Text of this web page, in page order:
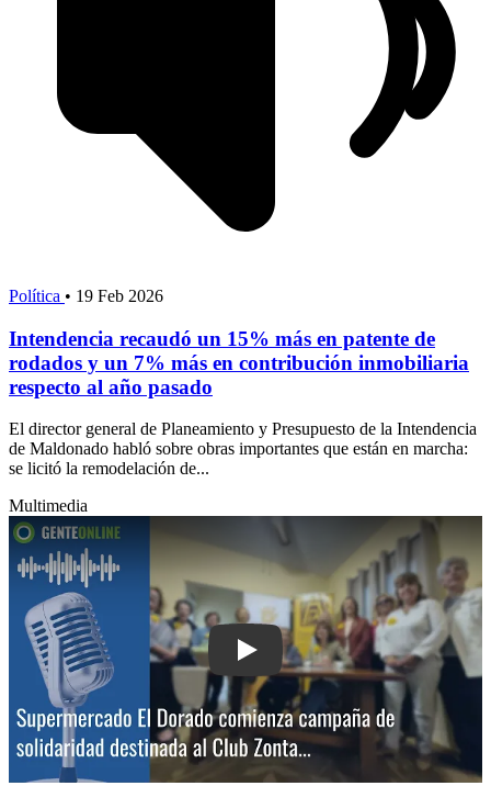
Política • 19 Feb 2026
Intendencia recaudó un 15% más en patente de
rodados y un 7% más en contribución inmobiliaria
respecto al año pasado
El director general de Planeamiento y Presupuesto de la Intendencia
de Maldonado habló sobre obras importantes que están en marcha:
se licitó la remodelación de...
Multimedia
Play: Supermercado El Dorado